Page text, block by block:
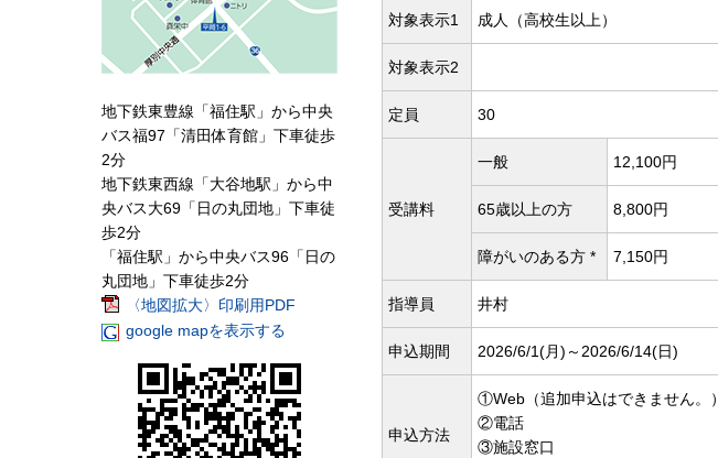
地下鉄東豊線「福住駅」から中央
バス福97「清田体育館」下車徒歩
2分
地下鉄東西線「大谷地駅」から中
央バス大69「日の丸団地」下車徒
歩2分
「福住駅」から中央バス96「日の
丸団地」下車徒歩2分
〈地図拡大〉印刷用PDF
google mapを表示する
対象表示1 成人（高校生以上）
対象表示2
定員 30
受講料
一般 12,100円
65歳以上の方 8,800円
障がいのある方 * 7,150円
指導員 井村
申込期間 2026/6/1(月)～2026/6/14(日)
申込方法
①Web（追加申込はできません。）
②電話
③施設窓口